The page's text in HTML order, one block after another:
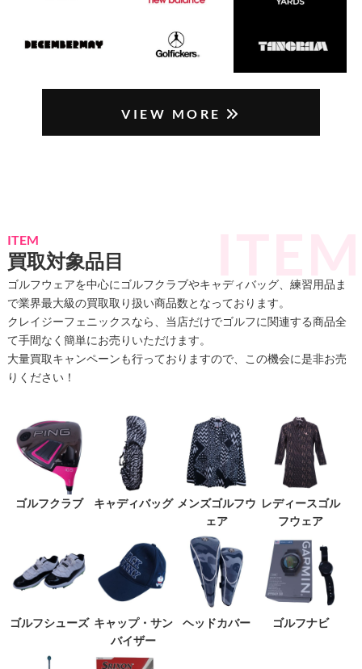
VIEW MORE
ITEM
買取対象品目
ゴルフウェアを中心にゴルフクラブやキャディバッグ、練習用品ま
で業界最大級の買取取り扱い商品数となっております。
クレイジーフェニックスなら、当店だけでゴルフに関連する商品全
て手間なく簡単にお売りいただけます。
大量買取キャンペーンも行っておりますので、この機会に是非お売
りください！
ゴルフクラブ キャディバッグ メンズゴルフウ
ェア
レディースゴル
フウェア
ゴルフシューズ キャップ・サン
バイザー
ヘッドカバー ゴルフナビ